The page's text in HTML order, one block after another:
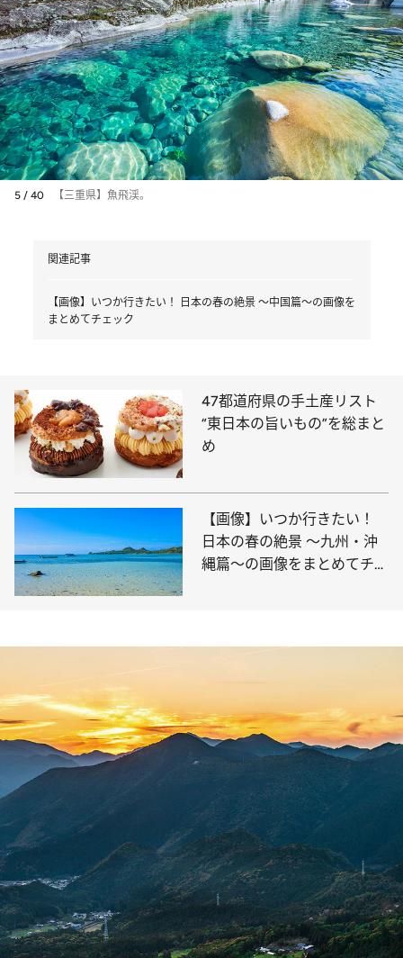
5 / 40 【三重県】魚飛渓。
関連記事
【画像】いつか行きたい！ 日本の春の絶景 ～中国篇～の画像を
まとめてチェック
47都道府県の手土産リスト
“東日本の旨いもの”を総まと
め
【画像】いつか行きたい！
日本の春の絶景 ～九州・沖
縄篇～の画像をまとめてチェ